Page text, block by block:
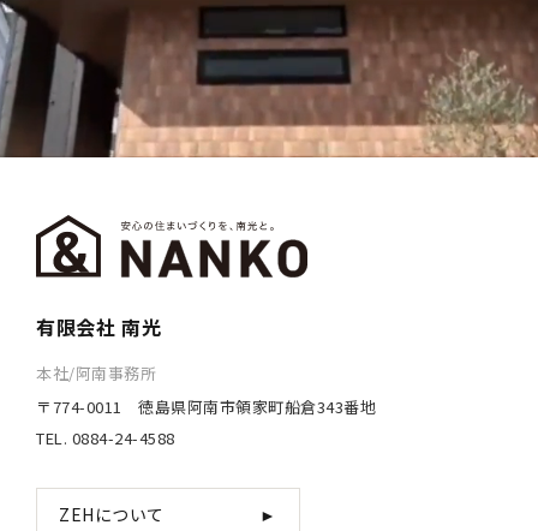
有限会社 南光
本社/阿南事務所
〒774-0011 徳島県阿南市領家町船倉343番地
TEL. 0884-24-4588
ZEHについて ►